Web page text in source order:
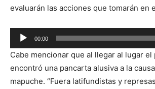
evaluarán las acciones que tomarán en
Reproductor
de
audio
00:00
Cabe mencionar que al llegar al lugar
encontró una pancarta alusiva a la causa
mapuche. “Fuera latifundistas y